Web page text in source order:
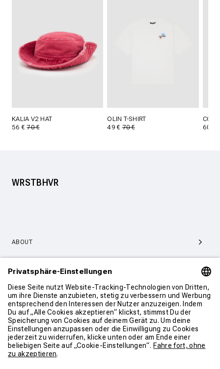
KALIA V2 HAT
56 €70 €
OLIN T-SHIRT
49 €70 €
COSI
60 €
WRSTBHVR
ABOUT
SERVICE & SUPPORT
KONTAKT